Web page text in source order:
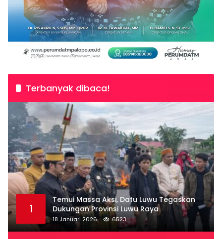
Terbanyak dibaca!
1
Temui Massa Aksi, Datu Luwu Tegaskan
Dukungan Provinsi Luwu Raya
18 Januari 2026 6523